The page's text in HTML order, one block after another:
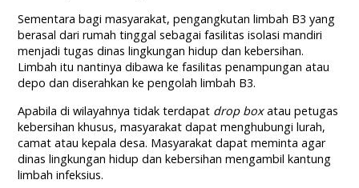
Sementara bagi masyarakat, pengangkutan limbah B3 yang
berasal dari rumah tinggal sebagai fasilitas isolasi mandiri
menjadi tugas dinas lingkungan hidup dan kebersihan.
Limbah itu nantinya dibawa ke fasilitas penampungan atau
depo dan diserahkan ke pengolah limbah B3.
Apabila di wilayahnya tidak terdapat drop boxatau petugas
kebersihan khusus, masyarakat dapat menghubungi lurah,
camat atau kepala desa. Masyarakat dapat meminta agar
dinas lingkungan hidup dan kebersihan mengambil kantung
limbah infeksius.